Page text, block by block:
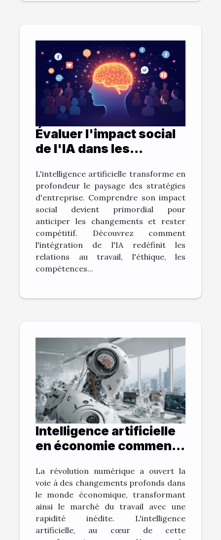
Évaluer l'impact social
de l'IA dans les
L'intelligence artificielle transforme en
profondeur le paysage des stratégies
d'entreprise. Comprendre son impact
social devient primordial pour
anticiper les changements et rester
compétitif. Découvrez comment
l'intégration de l'IA redéfinit les
relations au travail, l'éthique, les
compétences...
Intelligence artificielle
en économie comment
marché du travail
La révolution numérique a ouvert la
voie à des changements profonds dans
le monde économique, transformant
ainsi le marché du travail avec une
rapidité inédite. L'intelligence
artificielle, au cœur de cette